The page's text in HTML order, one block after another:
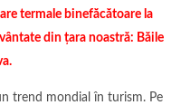
termale binefăcătoare la
din țara noastră: Băile
trend mondial în turism. Pe